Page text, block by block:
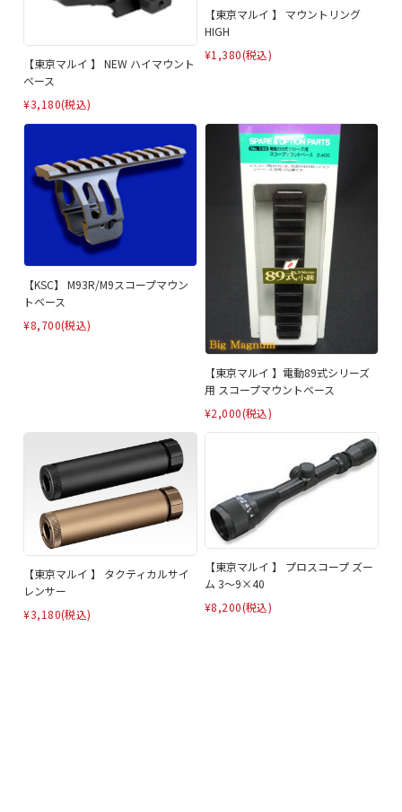
【東京マルイ 】 NEW ハイマウント
ベース
¥3,180(税込)
【東京マルイ 】 マウントリング
HIGH
¥1,380(税込)
【KSC】 M93R/M9スコープマウン
トベース
¥8,700(税込)
【東京マルイ 】電動89式シリーズ
用 スコープマウントベース
¥2,000(税込)
【東京マルイ 】 タクティカルサイ
レンサー
¥3,180(税込)
【東京マルイ 】 プロスコープ ズー
ム 3～9×40
¥8,200(税込)